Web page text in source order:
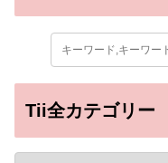
Tii全カテゴリー